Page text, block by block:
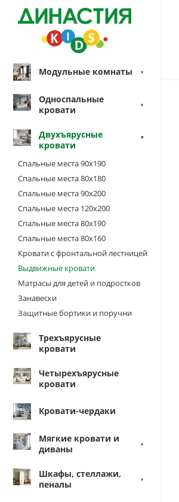
Модульные комнаты
Односпальные
кровати
Двухъярусные
кровати
Спальные места 90х190
Спальные места 80х180
Спальные места 90х200
Спальные места 120х200
Спальные места 80х190
Спальные места 80х160
Кровати с фронтальной лестницей
Выдвижные кровати
Матрасы для детей и подростков
Занавески
Защитные бортики и поручни
Трехъярусные
кровати
Четырехъярусные
кровати
Кровати-чердаки
Мягкие кровати и
диваны
Шкафы, стеллажи,
пеналы